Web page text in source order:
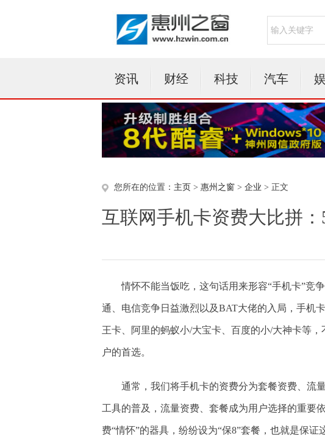
资讯 财经 科技 汽车
您所在的位置： 主页 > 惠州之窗 > 企业 > 正文
互联网手机卡资费大比拼
情怀不能当饭吃，这句话用来形容“手机卡”竞
通、电信竞争日益激烈以及BAT大佬的入局，手机
王卡、阿里的蚂蚁小/大宝卡、百度的小/大神卡等
户的首选。
通常，我们将手机卡的资费分为套餐资费、流
工具的普及，流量资费、套餐成为用户选择的重要
费“情怀”的器具，纷纷设为“保8”套餐，也就是保